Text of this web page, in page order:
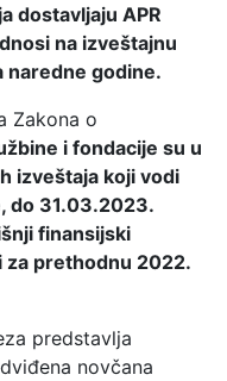
dostavljaju APR
na izveštajnu
naredne godine.
Zakona o
i fondacije su u
izveštaja koji vodi
do 31.03.2023.
finansijski
za prethodnu 2022.
predstavlja
novčana